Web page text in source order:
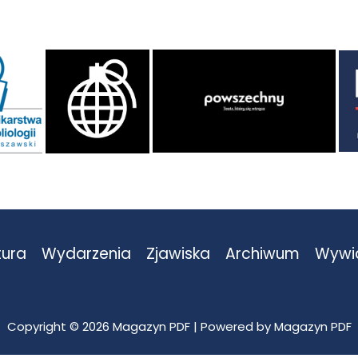
Wydarzenia Zjawiska Archiwum
Copyright © 2026 Magazyn PDF | Powered by Magazyn PDF